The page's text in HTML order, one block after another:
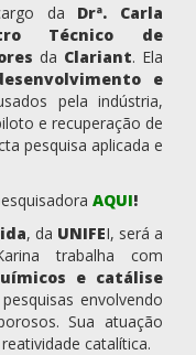
da Drª. Carla
Técnico de
da Clariant. Ela
e
pela indústria,
e recuperação de
pesquisa aplicada e
AQUI!
, da UNIFEI, será a
trabalha com
e catálise
envolvendo
Sua atuação
catalítica.